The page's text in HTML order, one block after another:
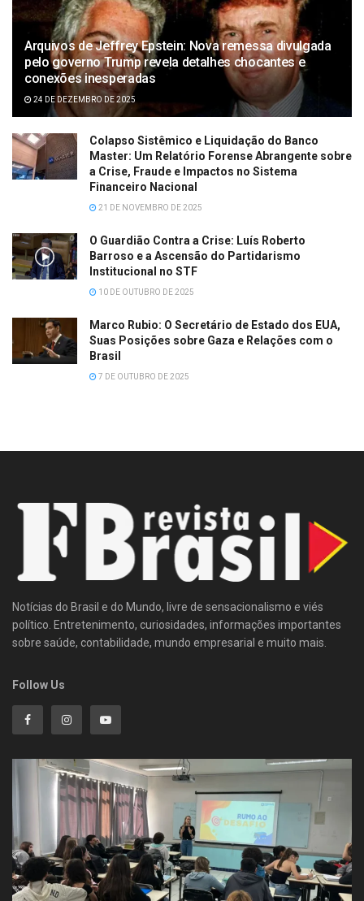
Arquivos de Jeffrey Epstein: Nova remessa divulgada
pelo governo Trump revela detalhes chocantes e
conexões inesperadas
24 DE DEZEMBRO DE 2025
Colapso Sistêmico e Liquidação do Banco
Master: Um Relatório Forense Abrangente sobre
a Crise, Fraude e Impactos no Sistema
Financeiro Nacional
21 DE NOVEMBRO DE 2025
O Guardião Contra a Crise: Luís Roberto
Barroso e a Ascensão do Partidarismo
Institucional no STF
10 DE OUTUBRO DE 2025
Marco Rubio: O Secretário de Estado dos EUA,
Suas Posições sobre Gaza e Relações com o
Brasil
7 DE OUTUBRO DE 2025
Notícias do Brasil e do Mundo, livre de sensacionalismo e viés
político. Entretenimento, curiosidades, informações importantes
sobre saúde, contabilidade, mundo empresarial e muito mais.
Follow Us